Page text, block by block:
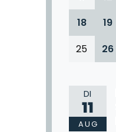
18
19
25
26
DI
11
AUG